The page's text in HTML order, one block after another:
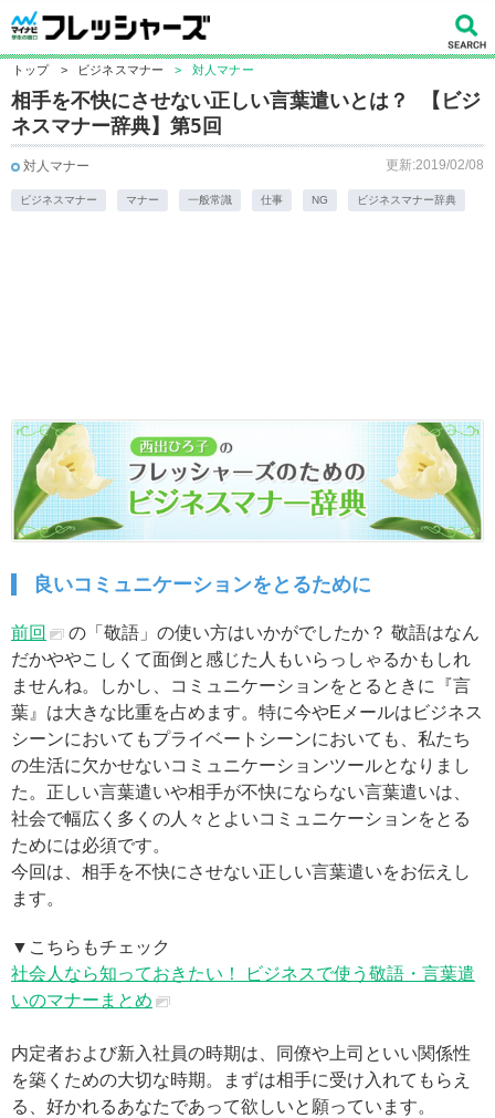
トップ > ビジネスマナー > 対人マナー
相手を不快にさせない正しい言葉遣いとは？ 【ビジ
ネスマナー辞典】第5回
対人マナー 更新:2019/02/08
ビジネスマナー マナー 一般常識 仕事 NG ビジネスマナー辞典
良いコミュニケーションをとるために
前回
の「敬語」の使い方はいかがでしたか？ 敬語はなん
だかややこしくて面倒と感じた人もいらっしゃるかもしれ
ませんね。しかし、コミュニケーションをとるときに『言
葉』は大きな比重を占めます。特に今やEメールはビジネス
シーンにおいてもプライベートシーンにおいても、私たち
の生活に欠かせないコミュニケーションツールとなりまし
た。正しい言葉遣いや相手が不快にならない言葉遣いは、
社会で幅広く多くの人々とよいコミュニケーションをとる
ためには必須です。
今回は、相手を不快にさせない正しい言葉遣いをお伝えし
ます。
▼こちらもチェック
社会人なら知っておきたい！ ビジネスで使う敬語・言葉遣
いのマナーまとめ
内定者および新入社員の時期は、同僚や上司といい関係性
を築くための大切な時期。まずは相手に受け入れてもらえ
る、好かれるあなたであって欲しいと願っています。